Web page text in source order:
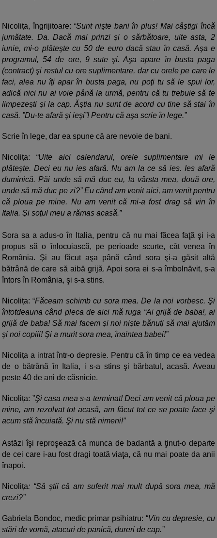
Nicolița, îngrijitoare: “Sunt nişte bani în plus! Mai câştigi încă
jumătate. Da. Dacă mai prinzi şi o sărbătoare, uite asta, 2
iunie, mi-o plăteşte cu 50 de euro dacă stau în casă. Aşa e
programul, 54 de ore, 9 sute şi. Aşa apare în busta paga
(contract) şi restul cu ore suplimentare, dar cu orele pe care le
faci, alea nu îţi apar în busta paga, nu poţi tu să le spui lor,
adică nici nu ai voie până la urmă, pentru că tu trebuie să te
limpezeşti şi la cap. Ăştia nu sunt de acord cu tine să stai în
casă. ”Du-te afară şi ieşi”! Pentru că aşa scrie în lege.”
Scrie în lege, dar ea spune că are nevoie de bani.
Nicolița: “Uite aici calendarul, orele suplimentare mi le
plăteşte. Deci eu nu ies afară. Nu am la ce să ies. Ies afară
duminică. Păi unde să mă duc eu, la vârsta mea, două ore,
unde să mă duc pe zi?” Eu când am venit aici, am venit pentru
că ploua pe mine. Nu am venit că mi-a fost drag să vin în
Italia. Şi soţul meu a rămas acasă.”
Sora sa a adus-o în Italia, pentru că nu mai făcea faţă şi i-a
propus să o înlocuiască, pe perioade scurte, cât venea în
România. Şi au făcut aşa până când sora şi-a găsit altă
bătrână de care să aibă grijă. Apoi sora ei s-a îmbolnăvit, s-a
întors în România, şi s-a stins.
Nicolița: “Făceam schimb cu sora mea. De la noi vorbesc. Şi
întotdeauna când pleca de aici mă ruga “Ai grijă de baba!, ai
grijă de baba! Să mai facem şi noi nişte bănuţi să mai ajutăm
şi noi copiii! Şi a murit sora mea, înaintea babei!”
Nicolița a intrat într-o depresie. Pentru că în timp ce ea vedea
de o bătrână în Italia, i s-a stins şi bărbatul, acasă. Aveau
peste 40 de ani de căsnicie.
Nicolița: ”Şi casa mea s-a terminat! Deci am venit că ploua pe
mine, am rezolvat tot acasă, am făcut tot ce se poate face şi
acum stă încuiată. Şi nu stă nimeni!”
Astăzi îşi reproşează că munca de badantă a ţinut-o departe
de cei care i-au fost dragi toată viaţa, că nu mai poate da anii
înapoi.
Nicolița: “Să ştii că am suferit mai mult după sora mea, mă
crezi?”
Gabriela Bondoc, medic primar psihiatru: “Vin cu depresie, cu
stări de vomă, atacuri de panică, dureri de cap.”